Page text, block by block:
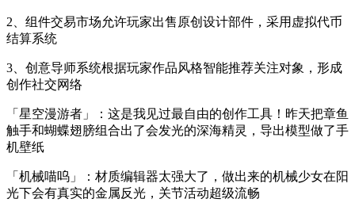
2、组件交易市场允许玩家出售原创设计部件，采用虚拟代币
结算系统
3、创意导师系统根据玩家作品风格智能推荐关注对象，形成
创作社交网络
「星空漫游者」：这是我见过最自由的创作工具！昨天把章鱼
触手和蝴蝶翅膀组合出了会发光的深海精灵，导出模型做了手
机壁纸
「机械喵呜」：材质编辑器太强大了，做出来的机械少女在阳
光下会有真实的金属反光，关节活动超级流畅